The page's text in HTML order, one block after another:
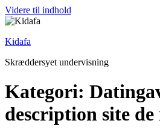
Videre til indhold
Kidafa
Skræddersyet undervisning
Kategori:
description site